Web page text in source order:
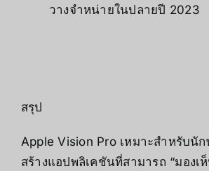
วางจำหน่ายในปลายปี 2023
สรุป
Apple Vision Pro เหมาะสำหรับนั
สร้างแอปพลิเคชันที่สามารถ “มองเ